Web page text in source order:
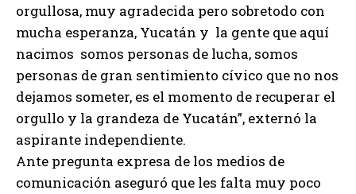
orgullosa, muy agradecida pero sobretodo con
mucha esperanza, Yucatán y la gente que aquí
nacimos somos personas de lucha, somos
personas de gran sentimiento cívico que no nos
dejamos someter, es el momento de recuperar el
orgullo y la grandeza de Yucatán”, externó la
aspirante independiente.
Ante pregunta expresa de los medios de
comunicación aseguró que les falta muy poco